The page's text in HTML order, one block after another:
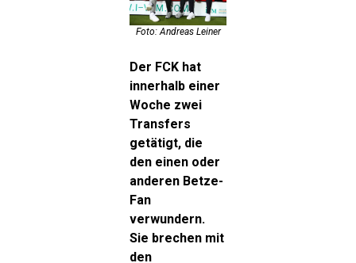
Foto: Andreas Leiner
Der FCK hat
innerhalb einer
Woche zwei
Transfers
getätigt, die
den einen oder
anderen Betze-
Fan
verwundern.
Sie brechen mit
den